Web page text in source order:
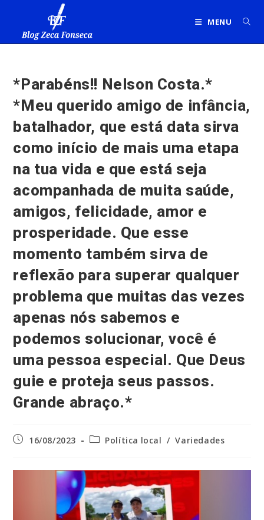
MENU
*Parabéns!! Nelson Costa.*
*Meu querido amigo de infância,
batalhador, que está data sirva
como início de mais uma etapa
na tua vida e que está seja
acompanhada de muita saúde,
amigos, felicidade, amor e
prosperidade. Que esse
momento também sirva de
reflexão para superar qualquer
problema que muitas das vezes
apenas nós sabemos e
podemos solucionar, você é
uma pessoa especial. Que Deus
guie e proteja seus passos.
Grande abraço.*
Post16/08/2023
Categoria
Política local / Variedades